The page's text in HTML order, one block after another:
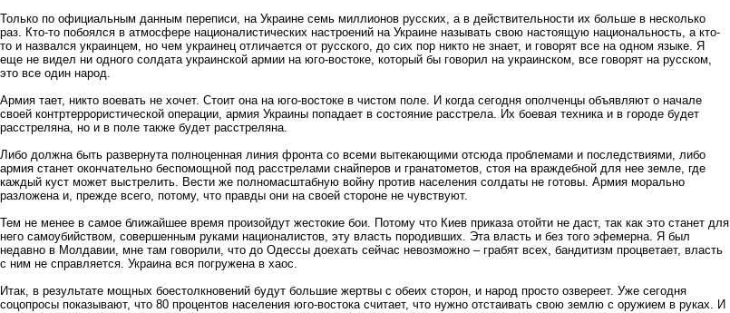
Только по официальным данным переписи, на Украине семь миллионов русских, а в действительности их больше в несколько
раз. Кто-то побоялся в атмосфере националистических настроений на Украине называть свою настоящую национальность, а кто-
то и назвался украинцем, но чем украинец отличается от русского, до сих пор никто не знает, и говорят все на одном языке. Я
еще не видел ни одного солдата украинской армии на юго-востоке, который бы говорил на украинском, все говорят на русском,
это все один народ.
Армия тает, никто воевать не хочет. Стоит она на юго-востоке в чистом поле. И когда сегодня ополченцы объявляют о начале
своей контртеррористической операции, армия Украины попадает в состояние расстрела. Их боевая техника и в городе будет
расстреляна, но и в поле также будет расстреляна.
Либо должна быть развернута полноценная линия фронта со всеми вытекающими отсюда проблемами и последствиями, либо
армия станет окончательно беспомощной под расстрелами снайперов и гранатометов, стоя на враждебной для нее земле, где
каждый куст может выстрелить. Вести же полномасштабную войну против населения солдаты не готовы. Армия морально
разложена и, прежде всего, потому, что правды они на своей стороне не чувствуют.
Тем не менее в самое ближайшее время произойдут жестокие бои. Потому что Киев приказа отойти не даст, так как это станет для
него самоубийством, совершенным руками националистов, эту власть породивших. Эта власть и без того эфемерна. Я был
недавно в Молдавии, мне там говорили, что до Одессы доехать сейчас невозможно – грабят всех, бандитизм процветает, власть
с ним не справляется. Украина вся погружена в хаос.
Итак, в результате мощных боестолкновений будут большие жертвы с обеих сторон, и народ просто озвереет. Уже сегодня
соцопросы показывают, что 80 процентов населения юго-востока считает, что нужно отстаивать свою землю с оружием в руках. И